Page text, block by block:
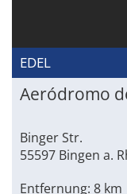
EDEL
Aeródromo
Binger Str.
55597 Bingen a.
Entfernung: 8 km